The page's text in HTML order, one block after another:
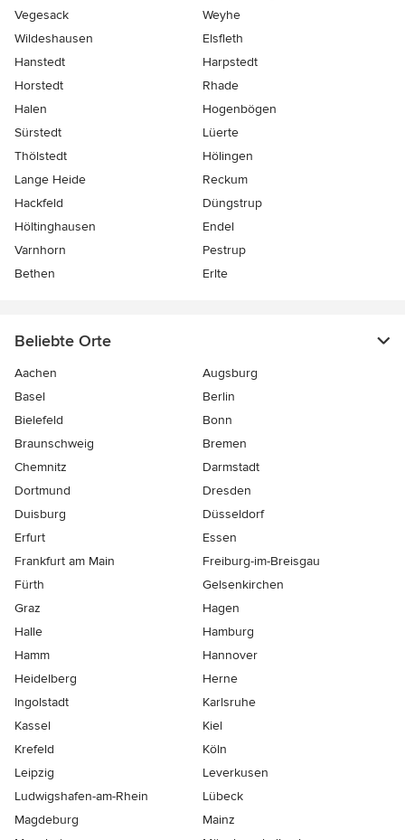
Vegesack
Weyhe
Wildeshausen
Elsfleth
Hanstedt
Harpstedt
Horstedt
Rhade
Halen
Hogenbögen
Sürstedt
Lüerte
Thölstedt
Hölingen
Lange Heide
Reckum
Hackfeld
Düngstrup
Höltinghausen
Endel
Varnhorn
Pestrup
Bethen
Erlte
Beliebte Orte
Aachen
Augsburg
Basel
Berlin
Bielefeld
Bonn
Braunschweig
Bremen
Chemnitz
Darmstadt
Dortmund
Dresden
Duisburg
Düsseldorf
Erfurt
Essen
Frankfurt am Main
Freiburg-im-Breisgau
Fürth
Gelsenkirchen
Graz
Hagen
Halle
Hamburg
Hamm
Hannover
Heidelberg
Herne
Ingolstadt
Karlsruhe
Kassel
Kiel
Krefeld
Köln
Leipzig
Leverkusen
Ludwigshafen-am-Rhein
Lübeck
Magdeburg
Mainz